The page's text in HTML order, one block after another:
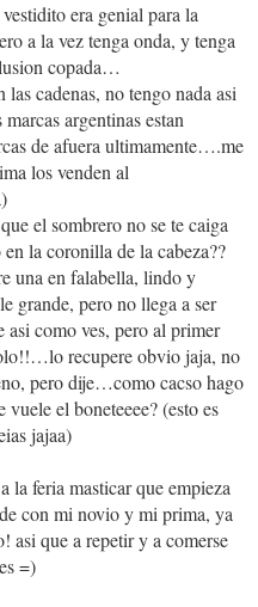
era genial para la
a la vez tenga onda, y tenga
copada…
cadenas, no tengo nada asi
argentinas estan
de afuera ultimamente….me
los venden al
el sombrero no se te caiga
la coronilla de la cabeza??
una en falabella, lindo y
grande, pero no llega a ser
asi como ves, pero al primer
recupere obvio jaja, no
pero dije…como cacso hago
el boneteeee? (esto es
jajaa)
feria masticar que empieza
con mi novio y mi prima, ya
asi que a repetir y a comerse
=)